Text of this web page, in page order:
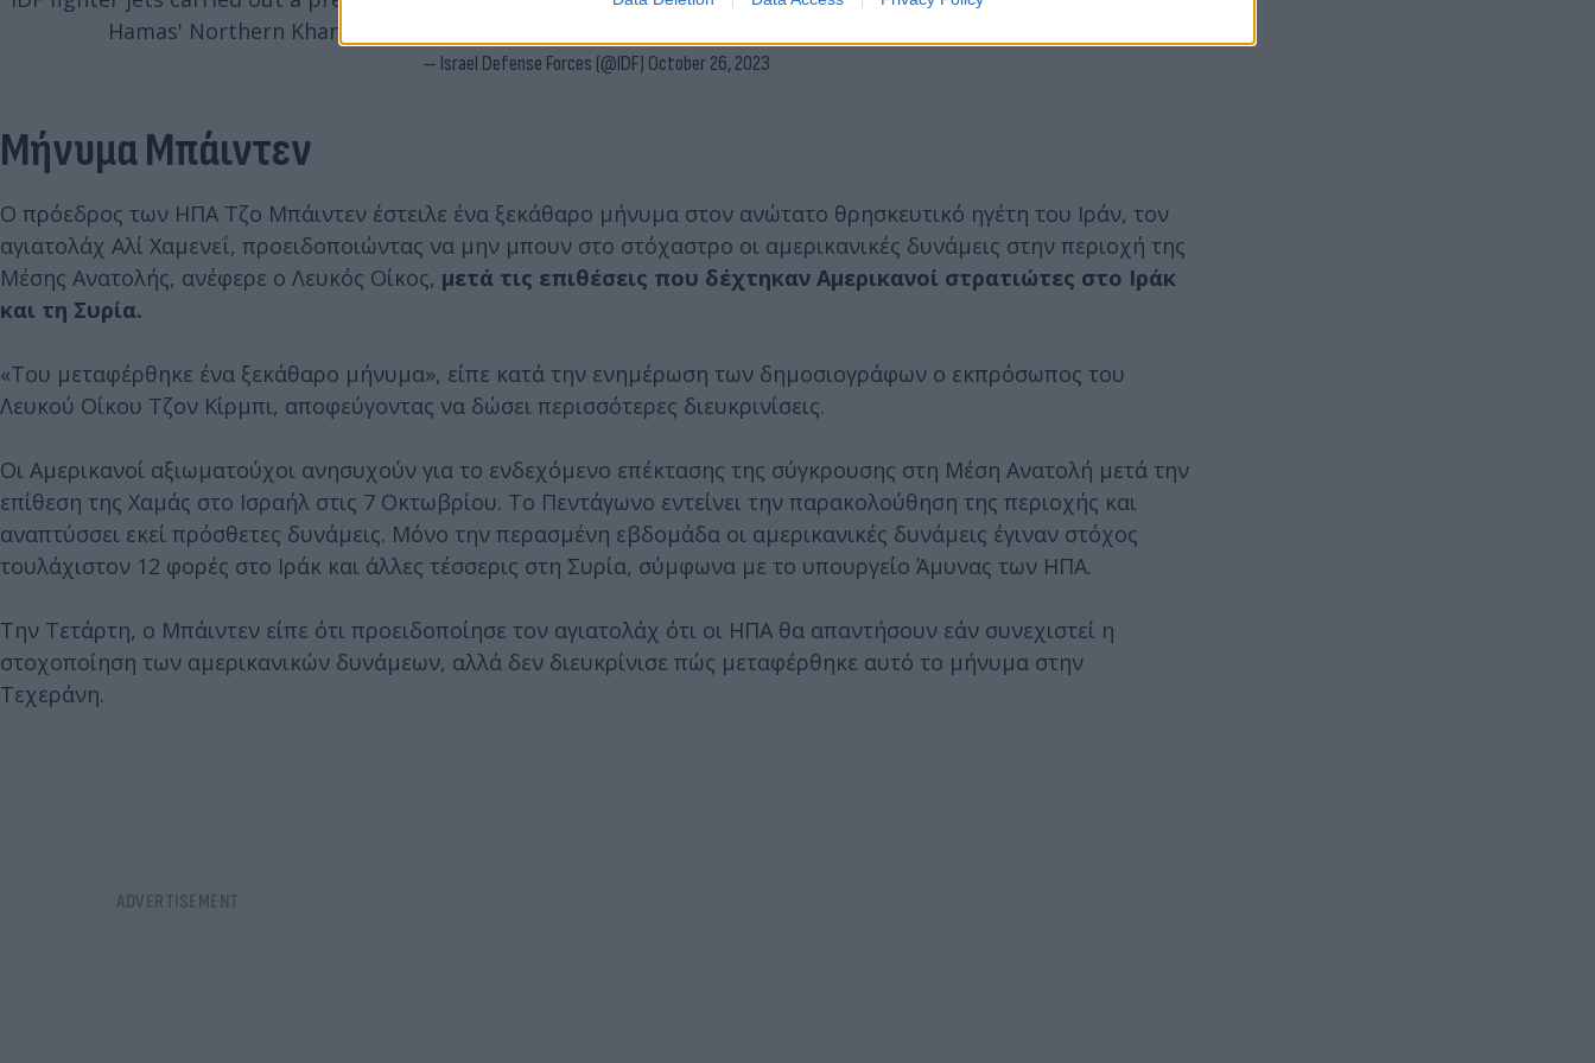
Hamas' Northern Khan Yunis Rockets Array, Hassan Al-Abdullah.
— Israel Defense Forces (@IDF) October 26, 2023
Μήνυμα Μπάιντεν
Ο πρόεδρος των ΗΠΑ Τζο Μπάιντεν έστειλε ένα ξεκάθαρο μήνυμα στον ανώτατο θρησκευτικό ηγέτη του Ιράν, τον
αγιατολάχ Αλί Χαμενεΐ, προειδοποιώντας να μην μπουν στο στόχαστρο οι αμερικανικές δυνάμεις στην περιοχή της
Μέσης Ανατολής, ανέφερε ο Λευκός Οίκος, μετά τις επιθέσεις που δέχτηκαν Αμερικανοί στρατιώτες στο Ιράκ
και τη Συρία.
«Του μεταφέρθηκε ένα ξεκάθαρο μήνυμα», είπε κατά την ενημέρωση των δημοσιογράφων ο εκπρόσωπος του
Λευκού Οίκου Τζον Κίρμπι, αποφεύγοντας να δώσει περισσότερες διευκρινίσεις.
Οι Αμερικανοί αξιωματούχοι ανησυχούν για το ενδεχόμενο επέκτασης της σύγκρουσης στη Μέση Ανατολή μετά την
επίθεση της Χαμάς στο Ισραήλ στις 7 Οκτωβρίου. Το Πεντάγωνο εντείνει την παρακολούθηση της περιοχής και
αναπτύσσει εκεί πρόσθετες δυνάμεις. Μόνο την περασμένη εβδομάδα οι αμερικανικές δυνάμεις έγιναν στόχος
τουλάχιστον 12 φορές στο Ιράκ και άλλες τέσσερις στη Συρία, σύμφωνα με το υπουργείο Άμυνας των ΗΠΑ.
Την Τετάρτη, ο Μπάιντεν είπε ότι προειδοποίησε τον αγιατολάχ ότι οι ΗΠΑ θα απαντήσουν εάν συνεχιστεί η
στοχοποίηση των αμερικανικών δυνάμεων, αλλά δεν διευκρίνισε πώς μεταφέρθηκε αυτό το μήνυμα στην
Τεχεράνη.